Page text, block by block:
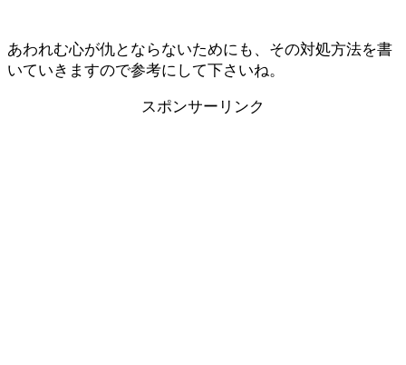
あわれむ心が仇とならないためにも、その対処方法を書
いていきますので参考にして下さいね。
スポンサーリンク